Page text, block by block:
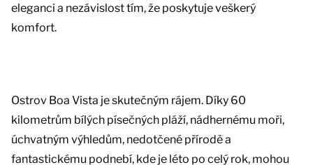
eleganci a nezávislost tím, že poskytuje veškerý
komfort.
Ostrov Boa Vista je skutečným rájem. Díky 60
kilometrům bílých písečných pláží, nádhernému moři,
úchvatným výhledům, nedotčené přírodě a
fantastickému podnebí, kde je léto po celý rok, mohou